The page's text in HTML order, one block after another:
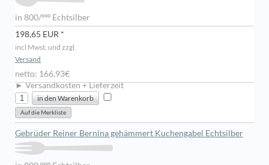
in 800/ººº Echtsilber
198,65 EUR *
incl Mwst. und zzgl.
Versand
netto: 166,93€
► Versandkosten + Lieferzeit
Gebrüder Reiner Bernina gehämmert Kuchengabel Echtsilber